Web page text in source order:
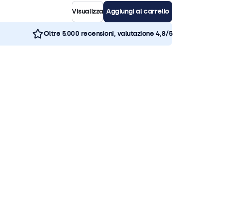
Visualizza Aggiungi al carrello
Oltre 5.000 recensioni, valutazione 4,8/5